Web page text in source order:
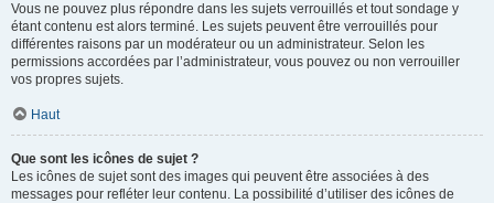
Vous ne pouvez plus répondre dans les sujets verrouillés et tout sondage y
étant contenu est alors terminé. Les sujets peuvent être verrouillés pour
différentes raisons par un modérateur ou un administrateur. Selon les
permissions accordées par l’administrateur, vous pouvez ou non verrouiller
vos propres sujets.
Haut
Que sont les icônes de sujet ?
Les icônes de sujet sont des images qui peuvent être associées à des
messages pour refléter leur contenu. La possibilité d’utiliser des icônes de